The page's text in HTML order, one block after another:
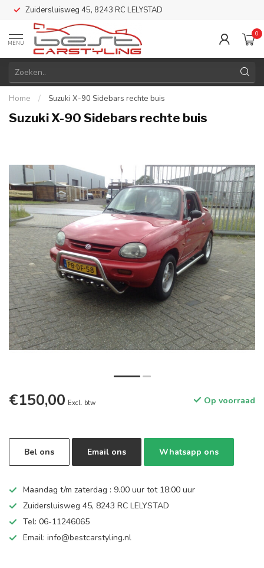
Zuidersluisweg 45, 8243 RC LELYSTAD
MENU
0
Home / Suzuki X-90 Sidebars rechte buis
Suzuki X-90 Sidebars rechte buis
€150,00 Excl. btw Op voorraad
Bel ons Email ons Whatsapp ons
Maandag t/m zaterdag : 9.00 uur tot 18:00 uur
Zuidersluisweg 45, 8243 RC LELYSTAD
Tel: 06-11246065
Email: info@bestcarstyling.nl